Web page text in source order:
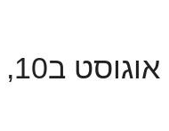
אוגוסט ב10, 2023